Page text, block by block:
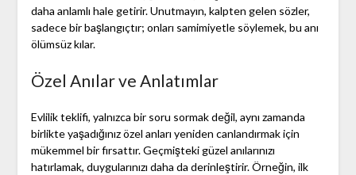
daha anlamlı hale getirir. Unutmayın, kalpten gelen sözler,
sadece bir başlangıçtır; onları samimiyetle söylemek, bu anı
ölümsüz kılar.
Özel Anılar ve Anlatımlar
Evlilik teklifi, yalnızca bir soru sormak değil, aynı zamanda
birlikte yaşadığınız özel anları yeniden canlandırmak için
mükemmel bir fırsattır. Geçmişteki güzel anılarınızı
hatırlamak, duygularınızı daha da derinleştirir. Örneğin, ilk